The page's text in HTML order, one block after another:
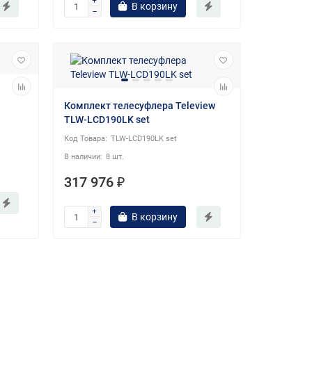
В корзину
Комплект телесуфлера Teleview
TLW-LCD190LK set
TLW-LCD190LK set
8 шт.
317 976 ₽
В корзину